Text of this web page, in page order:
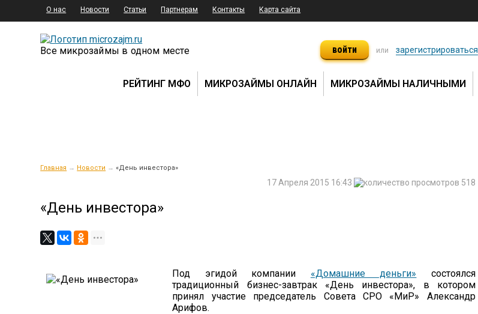
О нас Новости Статьи Партнерам Контакты Карта сайта
Все микрозаймы в одном месте войти или зарегистрироваться
РЕЙТИНГ МФО МИКРОЗАЙМЫ ОНЛАЙН МИКРОЗАЙМЫ НАЛИЧНЫМИ
Главная → Новости → «День инвестора»
518
17 Апреля 2015 16:43
«День инвестора»
Под эгидой компании «Домашние деньги» состоялся
традиционный бизнес-завтрак «День инвестора», в котором
принял участие председатель Совета СРО «МиР» Александр
Арифов.